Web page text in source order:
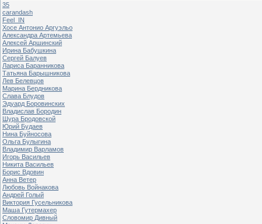
35
carandash
Feel_IN
Хосе Антонио Аргуэльо
Александра Артемьева
Алексей Аршинский
Ирина Бабушкина
Сергей Балуев
Лариса Баранникова
Татьяна Барышникова
Лев Белевцов
Марина Бердникова
Слава Блудов
Эдуард Боровинских
Владислав Бородин
Шура Бродовской
Юрий Будаев
Нина Буйносова
Ольга Булыгина
Владимир Варламов
Игорь Васильев
Никита Васильев
Борис Вдовин
Анна Ветер
Любовь Войнакова
Андрей Голый
Виктория Гусельникова
Маша Гутермахер
Словомир Дивный